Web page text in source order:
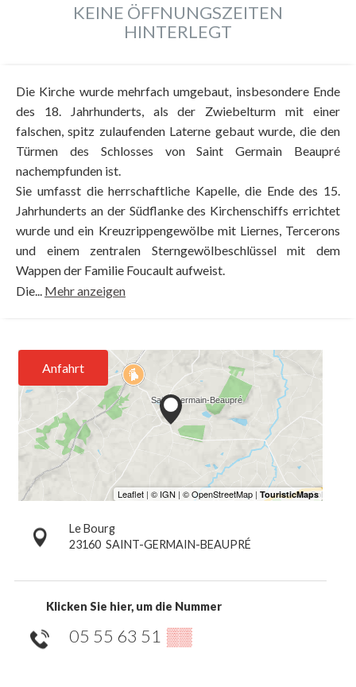
KEINE ÖFFNUNGSZEITEN
HINTERLEGT
Die Kirche wurde mehrfach umgebaut, insbesondere Ende
des 18. Jahrhunderts, als der Zwiebelturm mit einer
falschen, spitz zulaufenden Laterne gebaut wurde, die den
Türmen des Schlosses von Saint Germain Beaupré
nachempfunden ist.
Sie umfasst die herrschaftliche Kapelle, die Ende des 15.
Jahrhunderts an der Südflanke des Kirchenschiffs errichtet
wurde und ein Kreuzrippengewölbe mit Liernes, Tercerons
und einem zentralen Sterngewölbeschlüssel mit dem
Wappen der Familie Foucault aufweist.
Die... Mehr anzeigen
Anfahrt
Le Bourg
23160 SAINT-GERMAIN-BEAUPRÉ
Klicken Sie hier, um die Nummer
05 55 63 51 ▒▒